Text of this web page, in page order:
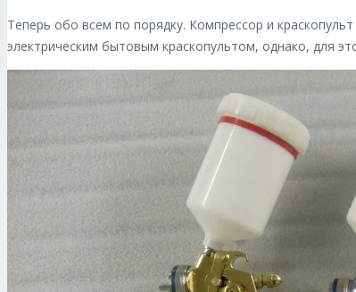
Теперь обо всем по порядку. Компрессор и
электрическим бытовым краскопультом, однако, для